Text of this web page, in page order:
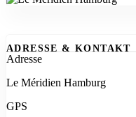
ADRESSE & KONTAKT
Adresse
Le Méridien Hamburg
GPS